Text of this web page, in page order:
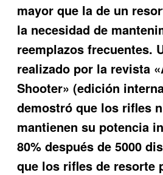
mayor que la de un
la necesidad de
reemplazos frecuentes.
realizado por la revista
Shooter» (edición
demostró que los rifles
mantienen su potencia
80% después de 5000
que los rifles de resorte